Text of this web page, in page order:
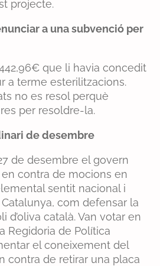
projecte.
a una subvenció per
que li havia concedit
a terme esterilitzacions.
no es resol perquè
per resoldre-la.
de desembre
de desembre el govern
contra de mocions en
sentit nacional i
com defensar la
d’oliva català. Van votar en
Regidoria de Política
el coneixement del
contra de retirar una placa